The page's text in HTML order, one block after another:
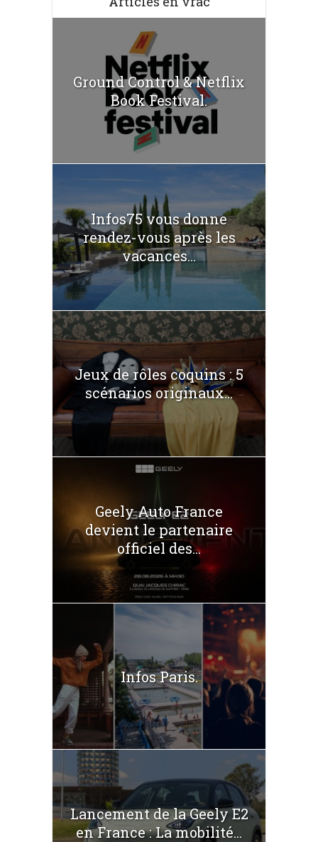
Ground Control & Netflix
Book Festival.
Infos75 vous donne
rendez-vous après les
vacances...
Jeux de rôles coquins : 5
scénarios originaux...
Geely Auto France
devient le partenaire
officiel des...
Infos Paris.
Lancement de la Geely E2
en France : La mobilité...